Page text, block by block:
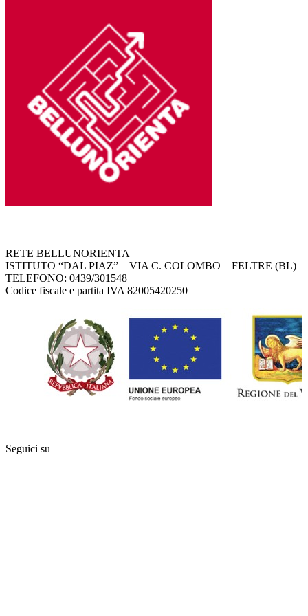
RETE BELLUNORIENTA
ISTITUTO “DAL PIAZ” – VIA C. COLOMBO – FELTRE (BL)
TELEFONO: 0439/301548
Codice fiscale e partita IVA 82005420250
Seguici su